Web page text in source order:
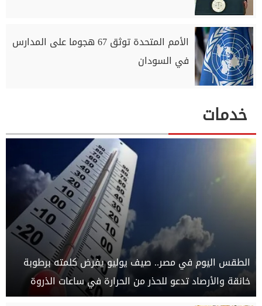
الأمم المتحدة توثق 67 هجوما على المدارس
في السودان
خدمات
الطقس اليوم في مصر.. صيف يوليو يفرض كلمته برطوبة
خانقة والأرصاد تدعو للحذر من الحرارة في ساعات الذروة